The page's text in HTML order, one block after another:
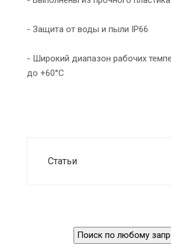
- Защита от воды и пыли IP66
- Широкий диапазон рабочих
до +60°С
Статьи
Поиск по любому